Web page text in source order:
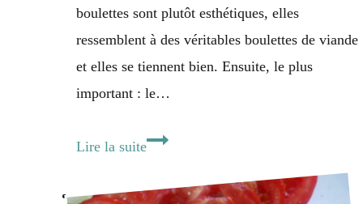
boulettes sont plutôt esthétiques, elles
ressemblent à des véritables boulettes de viande
et elles se tiennent bien. Ensuite, le plus
important : le…
Lire la suiteBoulettes
aux